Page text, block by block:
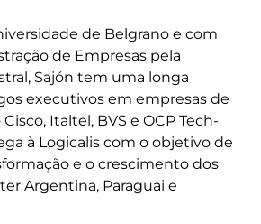
de Belgrano e com
de Empresas pela
Sajón tem uma longa
executivos em empresas de
Italtel, BVS e OCP Tech-
à Logicalis com o objetivo de
e o crescimento dos
Argentina, Paraguai e